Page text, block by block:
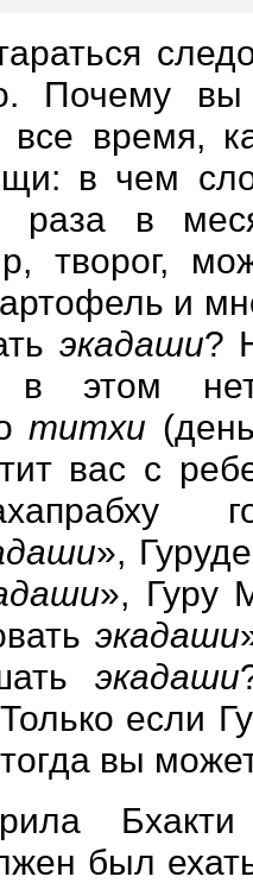
Почему вы
время,
в чем
раза в
творог,
и
экадаши?
этом нет
титхи
вас с
»,
», Гуру
экадаши
экадаши
если
вы
был